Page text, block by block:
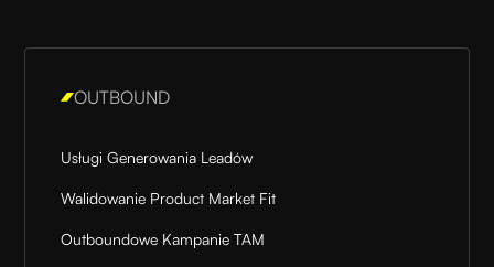
OUTBOUND
Usługi Generowania Leadów
Walidowanie Product Market Fit
Outboundowe Kampanie TAM